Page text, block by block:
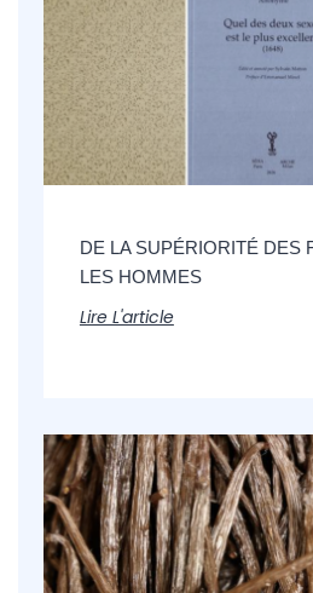
DE LA SUPÉRIORITÉ DES
LES HOMMES
Lire L'article